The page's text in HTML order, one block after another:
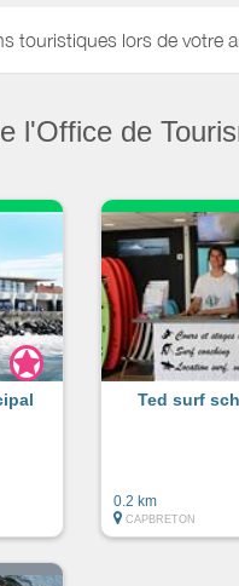
touristiques lors de votre
l'Office de
Ted surf
0.2 km
CAPBRETON